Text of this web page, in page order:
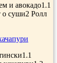
и авокадо1.1
о суши2 Ролл